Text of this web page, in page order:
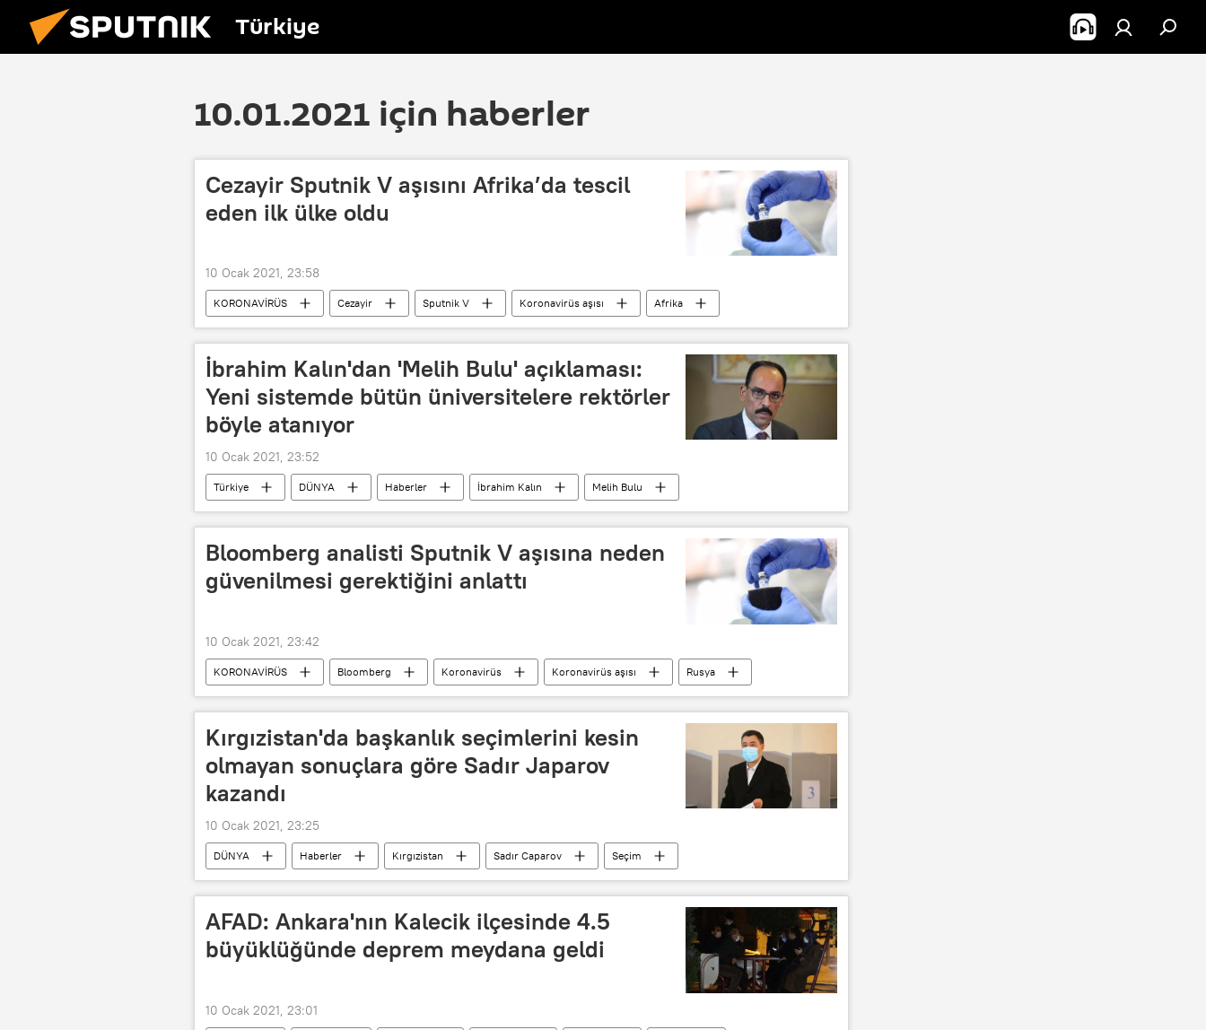
Türkiye
10.01.2021 için haberler
Cezayir Sputnik V aşısını Afrika’da tescil
eden ilk ülke oldu
10 Ocak 2021, 23:58
KORONAVİRÜS Cezayir Sputnik V Koronavirüs aşısı Afrika
İbrahim Kalın'dan 'Melih Bulu' açıklaması:
Yeni sistemde bütün üniversitelere rektörler
böyle atanıyor
10 Ocak 2021, 23:52
Türkiye DÜNYA Haberler İbrahim Kalın
Melih Bulu
CNN TÜRK
canlı
Bloomberg analisti Sputnik V aşısına neden
güvenilmesi gerektiğini anlattı
10 Ocak 2021, 23:42
KORONAVİRÜS Bloomberg Koronavirüs Koronavirüs aşısı
Rusya
Sputnik V
Kırgızistan'da başkanlık seçimlerini kesin
olmayan sonuçlara göre Sadır Japarov
kazandı
10 Ocak 2021, 23:25
DÜNYA Haberler Kırgızistan Sadır Caparov Seçim
AFAD: Ankara'nın Kalecik ilçesinde 4.5
büyüklüğünde deprem meydana geldi
10 Ocak 2021, 23:01